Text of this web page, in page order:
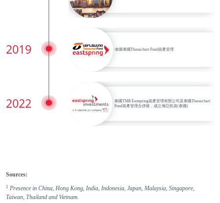
2019 收購泰國Thanachart Fund資產管理
2022
泰國TMB Eastspring資產管理有限公司及泰國Thanachart
Fund資產管理合併後，成立瀚亞投資(泰國)
Sources:
1 Presence in China, Hong Kong, India, Indonesia, Japan, Malaysia, Singapore,
Taiwan, Thailand and Vietnam.